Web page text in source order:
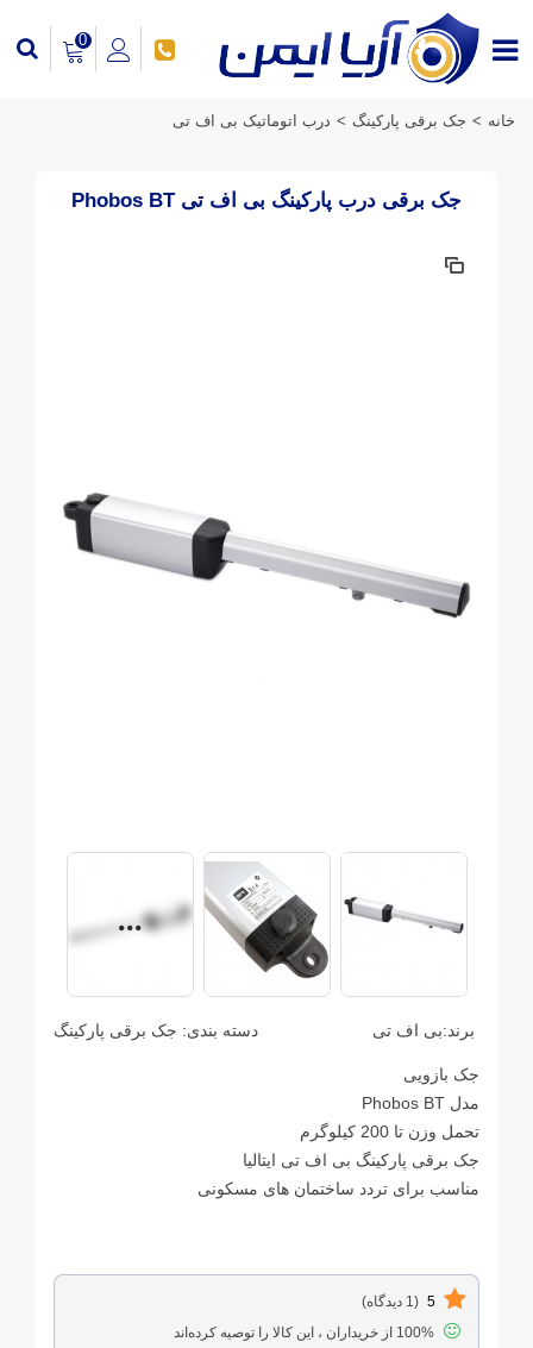
0
خانه > جک برقی پارکینگ > درب اتوماتیک بی اف تی
جک برقی درب پارکینگ بی اف تی Phobos BT
برند:بی اف تی دسته بندی: جک برقی پارکینگ
جک بازویی
مدل Phobos BT
تحمل وزن تا 200 کیلوگرم
جک برقی پارکینگ بی اف تی ایتالیا
مناسب برای تردد ساختمان های مسکونی
5 (1 دیدگاه)